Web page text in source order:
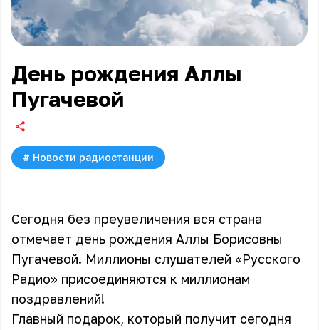
День рождения Аллы
Пугачевой
# Новости радиостанции
Сегодня без преувеличения вся страна
отмечает день рождения Аллы Борисовны
Пугачевой. Миллионы слушателей «Русского
Радио» присоединяются к миллионам
поздравлений!
Главный подарок, который получит сегодня